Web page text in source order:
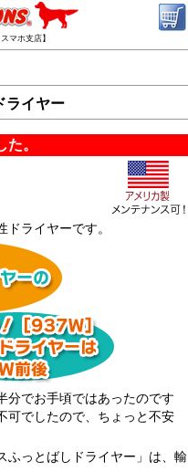
マホ支店】
ライヤー
。
ライヤーです。
分でお手頃ではあったのです
可でしたので、ちょっと不安
ふっとばしドライヤー」は、輸